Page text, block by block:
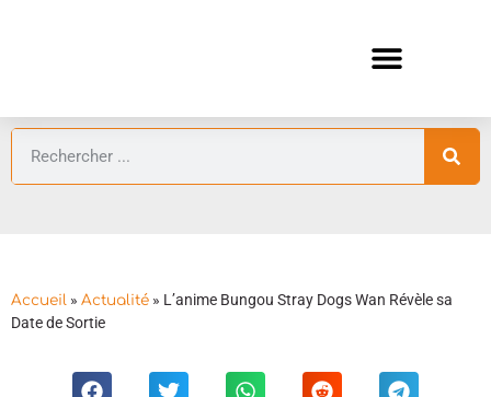
Accueil » Actualité » L’anime Bungou Stray Dogs Wan Révèle sa
Date de Sortie